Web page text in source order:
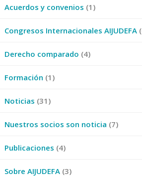
Acuerdos y convenios (1)
Congresos Internacionales AIJUDEFA
Derecho comparado (4)
Formación (1)
Noticias (31)
Nuestros socios son noticia (7)
Publicaciones (4)
Sobre AIJUDEFA (3)